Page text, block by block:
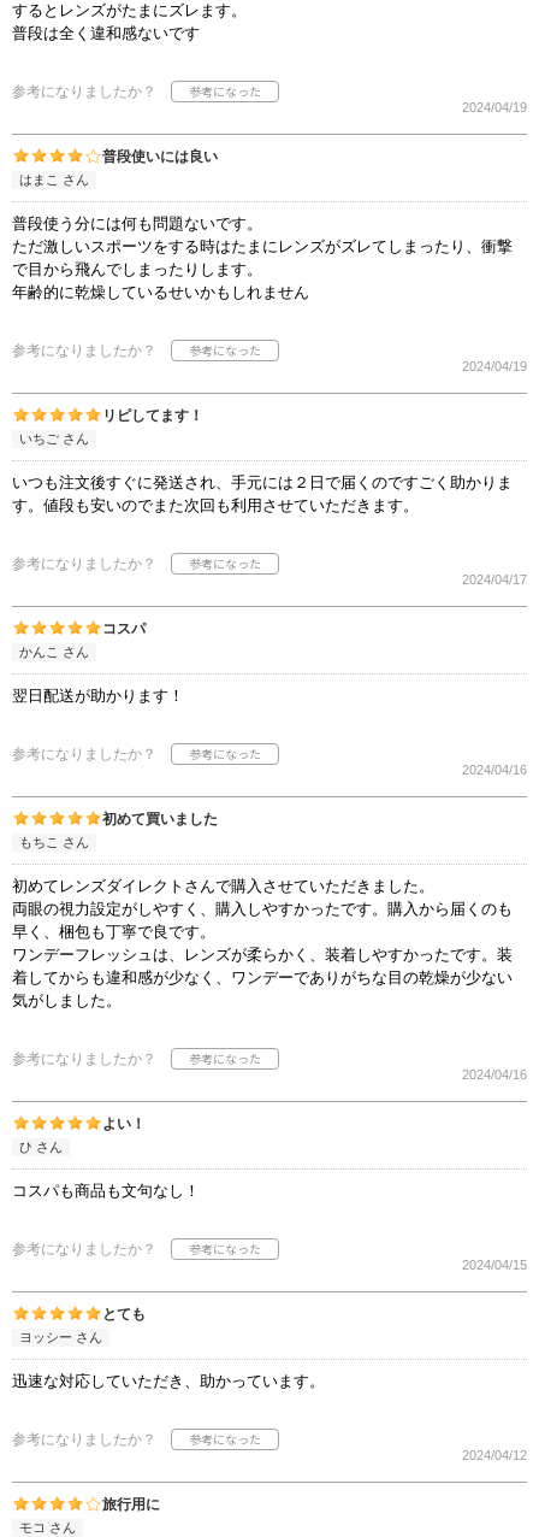
するとレンズがたまにズレます。
普段は全く違和感ないです
参考になりましたか？
2024/04/19
普段使いには良い
はまこ さん
普段使う分には何も問題ないです。
ただ激しいスポーツをする時はたまにレンズがズレてしまったり、衝撃
で目から飛んでしまったりします。
年齢的に乾燥しているせいかもしれません
参考になりましたか？
2024/04/19
リピしてます！
いちご さん
いつも注文後すぐに発送され、手元には２日で届くのですごく助かりま
す。値段も安いのでまた次回も利用させていただきます。
参考になりましたか？
2024/04/17
コスパ
かんこ さん
翌日配送が助かります！
参考になりましたか？
2024/04/16
初めて買いました
もちこ さん
初めてレンズダイレクトさんで購入させていただきました。
両眼の視力設定がしやすく、購入しやすかったです。購入から届くのも
早く、梱包も丁寧で良です。
ワンデーフレッシュは、レンズが柔らかく、装着しやすかったです。装
着してからも違和感が少なく、ワンデーでありがちな目の乾燥が少ない
気がしました。
参考になりましたか？
2024/04/16
よい！
ひ さん
コスパも商品も文句なし！
参考になりましたか？
2024/04/15
とても
ヨッシー さん
迅速な対応していただき、助かっています。
参考になりましたか？
2024/04/12
旅行用に
モコ さん